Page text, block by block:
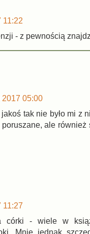
11:22
- z pewnością
2017 05:00
tak nie było mi
ale
11:27
córki - wiele w
Mnie jednak